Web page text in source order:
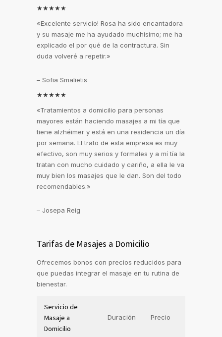
★★★★★
«Excelente servicio! Rosa ha sido encantadora
y su masaje me ha ayudado muchisimo; me ha
explicado el por qué de la contractura. Sin
duda volveré a repetir.»
– Sofia Smalietis
★★★★★
«Tratamientos a domicilio para personas
mayores están haciendo masajes a mi tía que
tiene alzhéimer y está en una residencia un día
por semana. El trato de esta empresa es muy
efectivo, son muy serios y formales y a mí tía la
tratan con mucho cuidado y cariño, a ella le va
muy bien los masajes que le dan. Son del todo
recomendables.»
– Josepa Reig
Tarifas de Masajes a Domicilio
Ofrecemos bonos con precios reducidos para
que puedas integrar el masaje en tu rutina de
bienestar.
Servicio de
Masaje a
Domicilio
Duración Precio